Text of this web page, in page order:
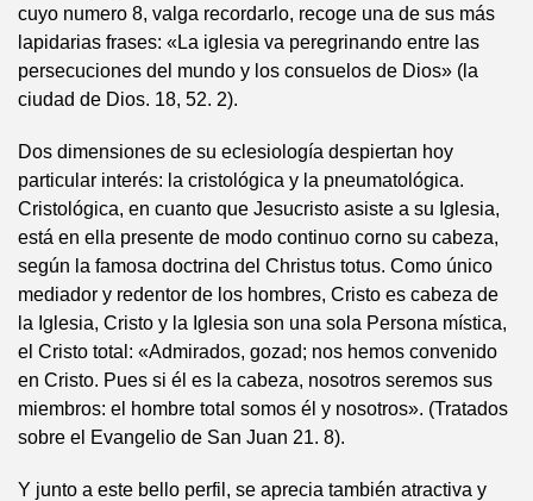
cuyo numero 8, valga recordarlo, recoge una de sus más
lapidarias frases: «La iglesia va peregrinando entre las
persecuciones del mundo y los consuelos de Dios» (la
ciudad de Dios. 18, 52. 2).
Dos dimensiones de su eclesiología despiertan hoy
particular interés: la cristológica y la pneumatológica.
Cristológica, en cuanto que Jesucristo asiste a su Iglesia,
está en ella presente de modo continuo corno su cabeza,
según la famosa doctrina del Christus totus. Como único
mediador y redentor de los hombres, Cristo es cabeza de
la Iglesia, Cristo y la Iglesia son una sola Persona mística,
el Cristo total: «Admirados, gozad; nos hemos convenido
en Cristo. Pues si él es la cabeza, nosotros seremos sus
miembros: el hombre total somos él y nosotros». (Tratados
sobre el Evangelio de San Juan 21. 8).
Y junto a este bello perfil, se aprecia también atractiva y